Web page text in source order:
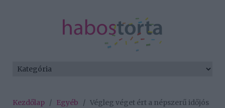
Kezdőlap / Egyéb / Végleg véget ért a népszerű időjós